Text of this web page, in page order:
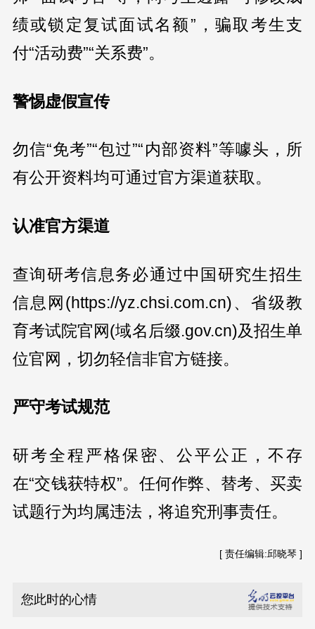
绩或锁定复试面试名额”，骗取考生支
付“活动费”“关系费”。
警惕虚假宣传
勿信“免考”“包过”“内部资料”等噱头，所
有公开资料均可通过官方渠道获取。
认准官方渠道
查询研考信息务必通过中国研究生招生
信息网(https://yz.chsi.com.cn)、省级教
育考试院官网(域名后缀.gov.cn)及招生单
位官网，切勿轻信非官方链接。
严守考试规范
研考全程严格保密、公平公正，不存
在“交钱获特权”。任何作弊、替考、买卖
试题行为均属违法，将追究刑事责任。
[ 责任编辑:邱晓琴 ]
您此时的心情